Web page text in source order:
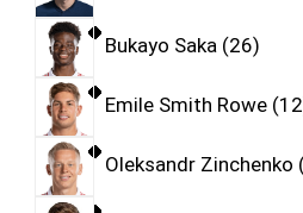
Bukayo Saka 26
Emile Smith Rowe 12
Oleksandr Zinchenko